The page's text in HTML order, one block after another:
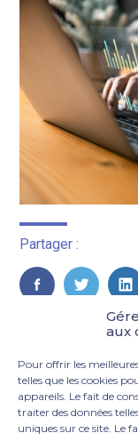
aux
Pour offrir les
telles que les cookies
appareils. Le fait de
traiter des données
uniques sur ce site. Le
Partager :
FaceBook
Twitter